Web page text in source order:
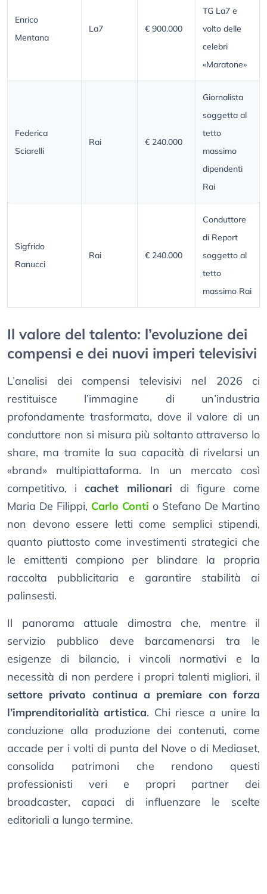
Enrico
Mentana
La7 € 900.000
TG La7 e
volto delle
celebri
«Maratone»
Federica
Sciarelli
Rai € 240.000
Giornalista
soggetta al
tetto
massimo
dipendenti
Rai
Sigfrido
Ranucci
Rai € 240.000
Conduttore
di Report
soggetto al
tetto
massimo Rai
Il valore del talento: l’evoluzione dei
compensi e dei nuovi imperi televisivi
L’analisi dei compensi televisivi nel 2026 ci
restituisce l’immagine di un’industria
profondamente trasformata, dove il valore di un
conduttore non si misura più soltanto attraverso lo
share, ma tramite la sua capacità di rivelarsi un
«brand» multipiattaforma. In un mercato così
competitivo, icachet milionari di figure come
Maria De Filippi, Carlo Conti o Stefano De Martino
non devono essere letti come semplici stipendi,
quanto piuttosto come investimenti strategici che
le emittenti compiono per blindare la propria
raccolta pubblicitaria e garantire stabilità ai
palinsesti.
Il panorama attuale dimostra che, mentre il
servizio pubblico deve barcamenarsi tra le
esigenze di bilancio, i vincoli normativi e la
necessità di non perdere i propri talenti migliori, il
settore privato continua a premiare con forza
l’imprenditorialità artistica. Chi riesce a unire la
conduzione alla produzione dei contenuti, come
accade per i volti di punta del Nove o di Mediaset,
consolida patrimoni che rendono questi
professionisti veri e propri partner dei
broadcaster, capaci di influenzare le scelte
editoriali a lungo termine.